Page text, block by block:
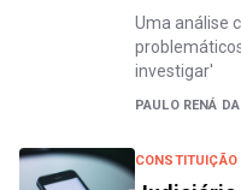
Uma análise
investigar'
PAULO RENÁ
CONSTITUIÇÃO